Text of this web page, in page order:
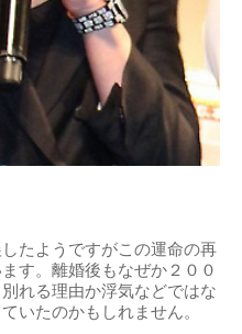
たようですがこの運命の再
す。離婚後もなぜか２００
れる理由か浮気などではな
いたのかもしれません。